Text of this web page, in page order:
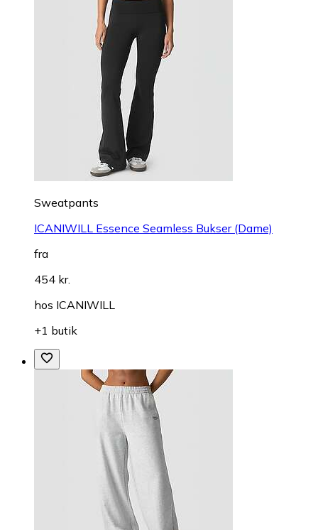
Sweatpants
ICANIWILL Essence Seamless Bukser (Dame)
fra
454 kr.
hos ICANIWILL
+1 butik